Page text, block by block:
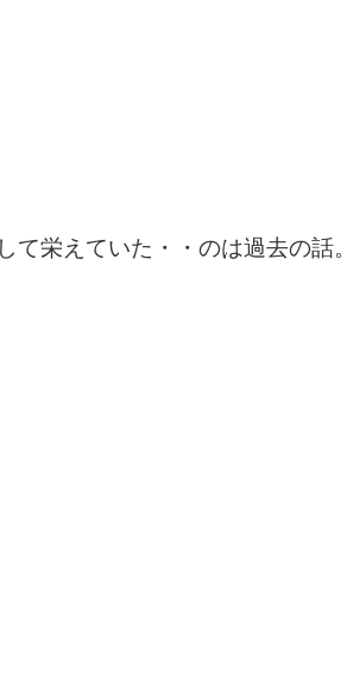
栄えていた・・のは過去の話。